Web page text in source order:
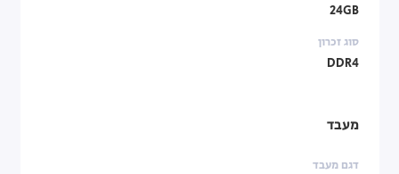
24GB
סוג זכרון
DDR4
מעבד
דגם מעבד